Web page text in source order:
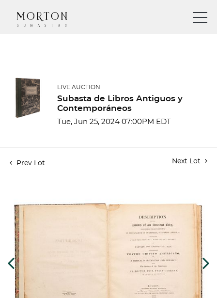
LIVE AUCTION
Subasta de Libros Antiguos y
Contemporáneos
Tue, Jun 25, 2024 07:00PM EDT
Prev Lot Next Lot